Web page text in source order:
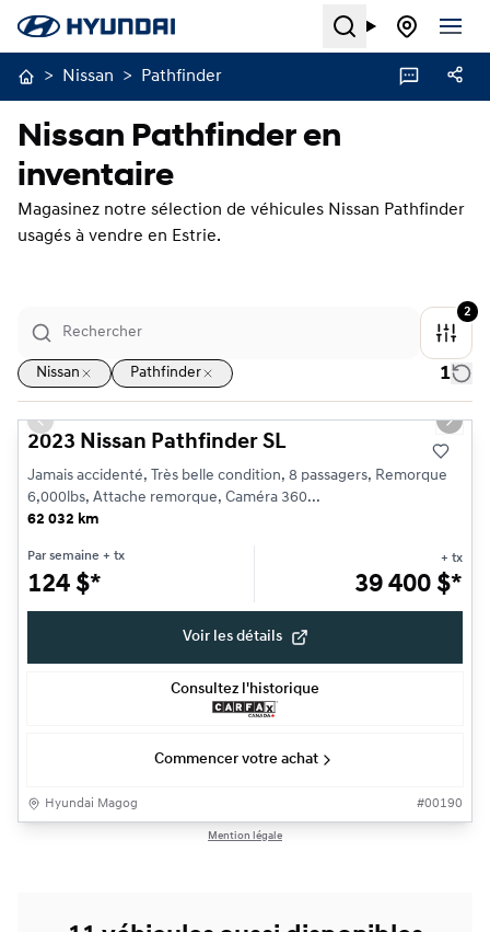
Search
> Nissan > Pathfinder
Nissan Pathfinder en
inventaire
Magasinez notre sélection de véhicules Nissan Pathfinder
usagés à vendre en Estrie.
2
Nissan Pathfinder 1
Très bonne offre
Previous slide Next
2023 Nissan Pathfinder SL
Jamais accidenté, Très belle condition, 8 passagers, Remorque
6,000lbs, Attache remorque, Caméra 360...
62 032 km
Par semaine + tx
124 $*
+ tx
39 400 $*
Voir les détails
Consultez l'historique
Commencer votre achat
Hyundai Magog #00190
Mention légale